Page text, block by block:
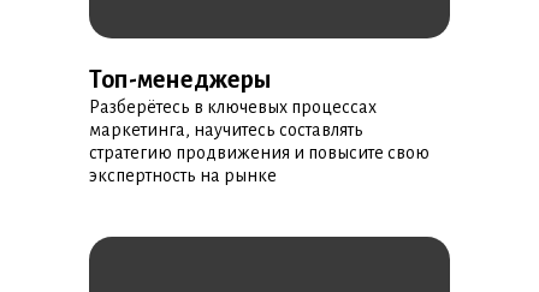
Топ-менеджеры
Разберётесь в ключевых процессах
маркетинга, научитесь составлять
стратегию продвижения и повысите свою
экспертность на рынке